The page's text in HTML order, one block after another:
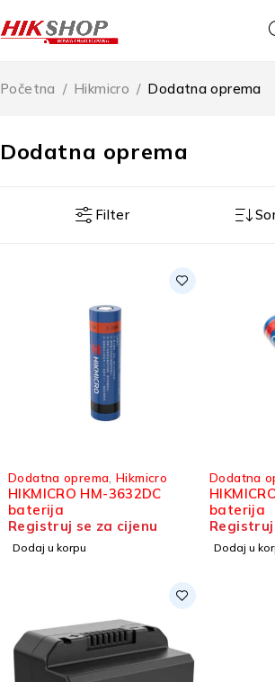
Dodatna oprema
Početna / Hikmicro / Dodatna oprema
Filter
Dodatna oprema Hikmicro
HIKMICRO HM-3632DC
baterija
Registruj se za cijenu
Dodaj u korpu
Dodatna
baterija
Dodaj u